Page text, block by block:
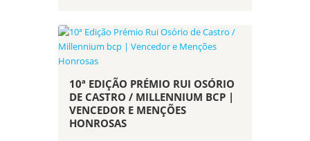
10ª EDIÇÃO PRÉMIO RUI OSÓRIO
DE CASTRO / MILLENNIUM BCP |
VENCEDOR E MENÇÕES
HONROSAS